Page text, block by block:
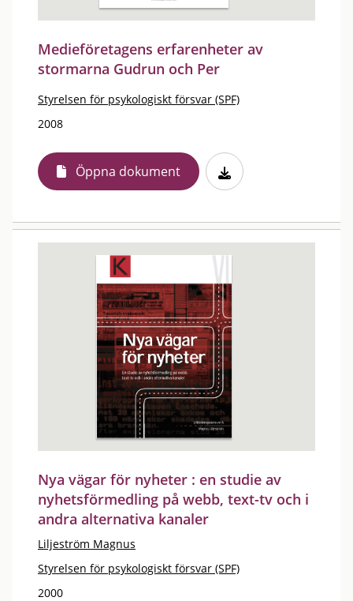
Medieföretagens erfarenheter av
stormarna Gudrun och Per
Styrelsen för psykologiskt försvar (SPF)
2008
Öppna dokument
Nya vägar för nyheter : en studie av
nyhetsförmedling på webb, text-tv och i
andra alternativa kanaler
Liljeström Magnus
Styrelsen för psykologiskt försvar (SPF)
2000